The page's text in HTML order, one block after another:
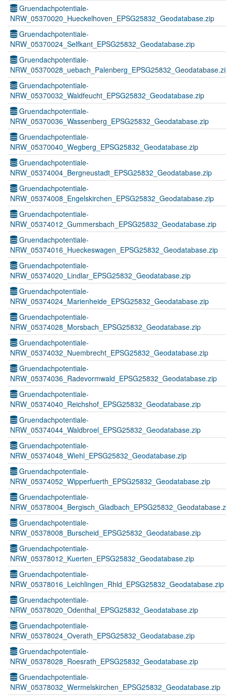
Gruendachpotentiale-
NRW_05370020_Hueckelhoven_EPSG25832_Geodatabase.zip
Gruendachpotentiale-
NRW_05370024_Selfkant_EPSG25832_Geodatabase.zip
Gruendachpotentiale-
Gruendachpotentiale-
NRW_05370032_Waldfeucht_EPSG25832_Geodatabase.zip
Gruendachpotentiale-
NRW_05370036_Wassenberg_EPSG25832_Geodatabase.zip
Gruendachpotentiale-
NRW_05370040_Wegberg_EPSG25832_Geodatabase.zip
Gruendachpotentiale-
NRW_05374004_Bergneustadt_EPSG25832_Geodatabase.zip
Gruendachpotentiale-
NRW_05374008_Engelskirchen_EPSG25832_Geodatabase.zip
Gruendachpotentiale-
NRW_05374012_Gummersbach_EPSG25832_Geodatabase.zip
Gruendachpotentiale-
NRW_05374016_Hueckeswagen_EPSG25832_Geodatabase.zip
Gruendachpotentiale-
NRW_05374020_Lindlar_EPSG25832_Geodatabase.zip
Gruendachpotentiale-
NRW_05374024_Marienheide_EPSG25832_Geodatabase.zip
Gruendachpotentiale-
NRW_05374028_Morsbach_EPSG25832_Geodatabase.zip
Gruendachpotentiale-
NRW_05374032_Nuembrecht_EPSG25832_Geodatabase.zip
Gruendachpotentiale-
NRW_05374036_Radevormwald_EPSG25832_Geodatabase.zip
Gruendachpotentiale-
NRW_05374040_Reichshof_EPSG25832_Geodatabase.zip
Gruendachpotentiale-
NRW_05374044_Waldbroel_EPSG25832_Geodatabase.zip
Gruendachpotentiale-
NRW_05374048_Wiehl_EPSG25832_Geodatabase.zip
Gruendachpotentiale-
NRW_05374052_Wipperfuerth_EPSG25832_Geodatabase.zip
Gruendachpotentiale-
Gruendachpotentiale-
NRW_05378008_Burscheid_EPSG25832_Geodatabase.zip
Gruendachpotentiale-
NRW_05378012_Kuerten_EPSG25832_Geodatabase.zip
Gruendachpotentiale-
NRW_05378016_Leichlingen_Rhld_EPSG25832_Geodatabase.zip
Gruendachpotentiale-
NRW_05378020_Odenthal_EPSG25832_Geodatabase.zip
Gruendachpotentiale-
NRW_05378024_Overath_EPSG25832_Geodatabase.zip
Gruendachpotentiale-
NRW_05378028_Roesrath_EPSG25832_Geodatabase.zip
Gruendachpotentiale-
NRW_05378032_Wermelskirchen_EPSG25832_Geodatabase.zip